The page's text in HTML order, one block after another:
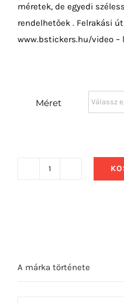
méretek, de egyedi
rendelhetőek . Felrakási
www.bstickers.hu/video
Méret
A márka története